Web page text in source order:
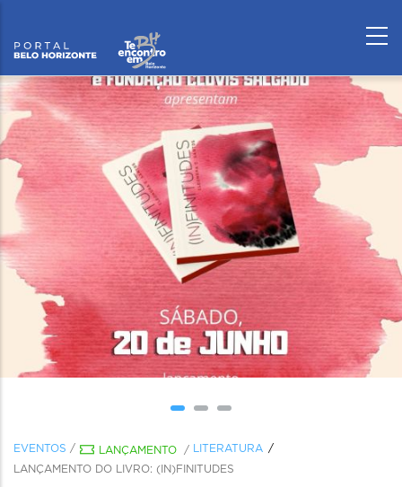
EVENTOS / LANÇAMENTO /
LITERATURA
LANÇAMENTO DO LIVRO: (IN)FINITUDES